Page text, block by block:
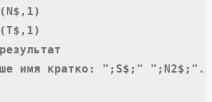
имя кратко: ";S$;" ";N2$;".